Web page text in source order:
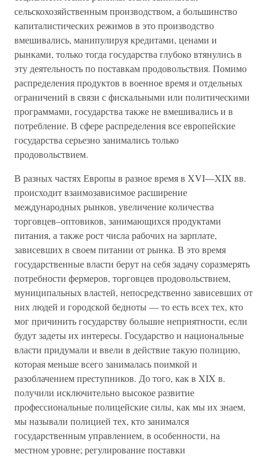
сельскохозяйственным производством, а большинство
капиталистических режимов в это производство
вмешивались, манипулируя кредитами, ценами и
рынками, только тогда государства глубоко втянулись в
эту деятельность по поставкам продовольствия. Помимо
распределения продуктов в военное время и отдельных
ограничений в связи с фискальными или политическими
программами, государства также не вмешивались и в
потребление. В сфере распределения все европейские
государства серьезно занимались только
продовольствием.
В разных частях Европы в разное время в XVI—XIX вв.
происходит взаимозависимое расширение
международных рынков, увеличение количества
торговцев–оптовиков, занимающихся продуктами
питания, а также рост числа рабочих на зарплате,
зависевших в своем питании от рынка. В это время
государственные власти берут на себя задачу соразмерять
потребности фермеров, торговцев продовольствием,
муниципальных властей, непосредственно зависевших от
них людей и городской бедноты — то есть всех тех, кто
мог причинить государству большие неприятности, если
будут задеты их интересы. Государство и национальные
власти придумали и ввели в действие такую полицию,
которая меньше всего занималась поимкой и
разоблачением преступников. До того, как в XIX в.
получили исключительно высокое развитие
профессиональные полицейские силы, как мы их знаем,
мы называли полицией тех, кто занимался
государственным управлением, в особенности, на
местном уровне; регулирование поставки